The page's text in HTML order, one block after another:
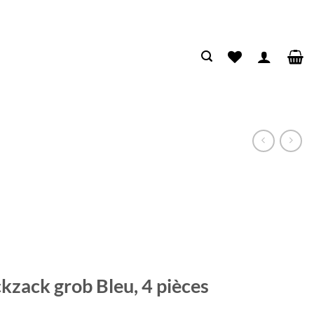
grob Bleu, 4 pièces